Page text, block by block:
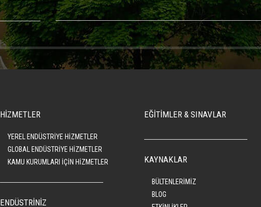
HİZMETLER
YEREL ENDÜSTRİYE HİZMETLER
GLOBAL ENDÜSTRİYE HİZMETLER
KAMU KURUMLARI İÇİN HİZMETLER
ENDÜSTRİNİZ
EĞİTİMLER & SINAVLAR
KAYNAKLAR
BÜLTENLERİMİZ
BLOG